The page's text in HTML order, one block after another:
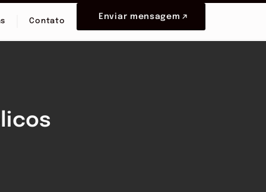
Contato
Enviar mensagem